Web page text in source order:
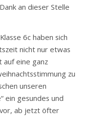
an dieser Stelle
6c haben sich
nicht nur etwas
auf eine ganz
zu
unseren
ein gesundes und
vor, ab jetzt öfter